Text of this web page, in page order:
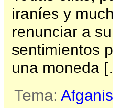
iraníes y
renunciar a
sentimientos
una moneda
Tema: